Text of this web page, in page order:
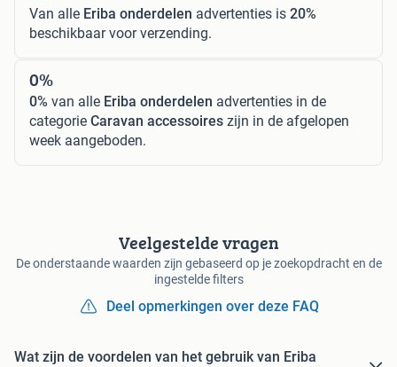
Van alle Eriba onderdelen advertenties is 20%
beschikbaar voor verzending.
0%
0% van alle Eriba onderdelen advertenties in de
categorie Caravan accessoires zijn in de afgelopen
week aangeboden.
Veelgestelde vragen
De onderstaande waarden zijn gebaseerd op je zoekopdracht en de
ingestelde filters
Deel opmerkingen over deze FAQ
Wat zijn de voordelen van het gebruik van Eriba